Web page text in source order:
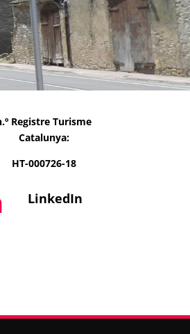
Registre Turisme
Catalunya:
HT-000726-18
LinkedIn